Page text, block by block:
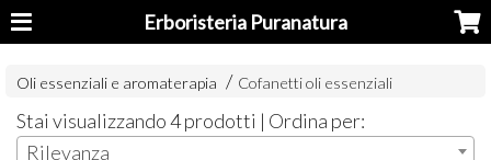
Erboristeria Puranatura
Oli essenziali e aromaterapia Cofanetti oli essenziali
Stai visualizzando 4 prodotti | Ordina per:
Rilevanza